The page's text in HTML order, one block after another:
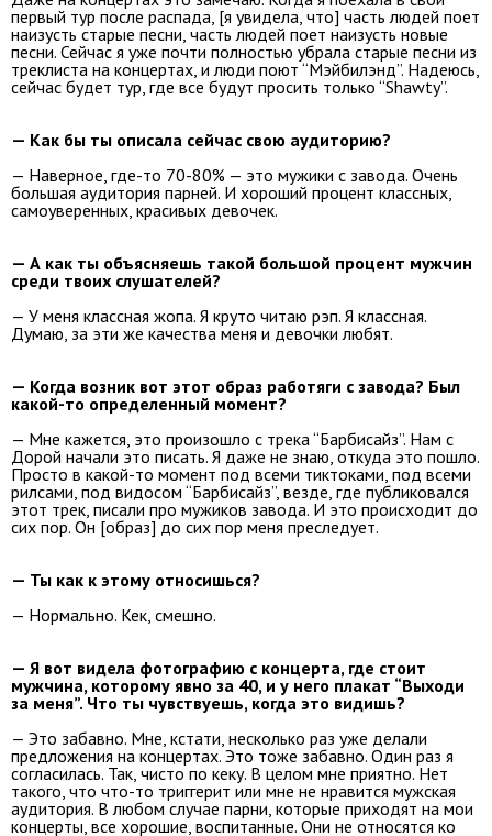
первый тур после распада, [я увидела, что] часть людей поет
наизусть старые песни, часть людей поет наизусть новые
песни. Сейчас я уже почти полностью убрала старые песни из
треклиста на концертах, и люди поют “Мэйбилэнд”. Надеюсь,
сейчас будет тур, где все будут просить только “Shawty”.
— Как бы ты описала сейчас свою аудиторию?
— Наверное, где-то 70-80% — это мужики с завода. Очень
большая аудитория парней. И хороший процент классных,
самоуверенных, красивых девочек.
— А как ты объясняешь такой большой процент мужчин
среди твоих слушателей?
— У меня классная жопа. Я круто читаю рэп. Я классная.
Думаю, за эти же качества меня и девочки любят.
— Когда возник вот этот образ работяги с завода? Был
какой-то определенный момент?
— Мне кажется, это произошло с трека “Барбисайз”. Нам с
Дорой начали это писать. Я даже не знаю, откуда это пошло.
Просто в какой-то момент под всеми тиктоками, под всеми
рилсами, под видосом “Барбисайз”, везде, где публиковался
этот трек, писали про мужиков завода. И это происходит до
сих пор. Он [образ] до сих пор меня преследует.
— Ты как к этому относишься?
— Нормально. Кек, смешно.
— Я вот видела фотографию с концерта, где стоит
мужчина, которому явно за 40, и у него плакат “Выходи
за меня”. Что ты чувствуешь, когда это видишь?
— Это забавно. Мне, кстати, несколько раз уже делали
предложения на концертах. Это тоже забавно. Один раз я
согласилась. Так, чисто по кеку. В целом мне приятно. Нет
такого, что что-то триггерит или мне не нравится мужская
аудитория. В любом случае парни, которые приходят на мои
концерты, все хорошие, воспитанные. Они не относятся ко